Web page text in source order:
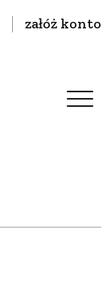
załóż konto